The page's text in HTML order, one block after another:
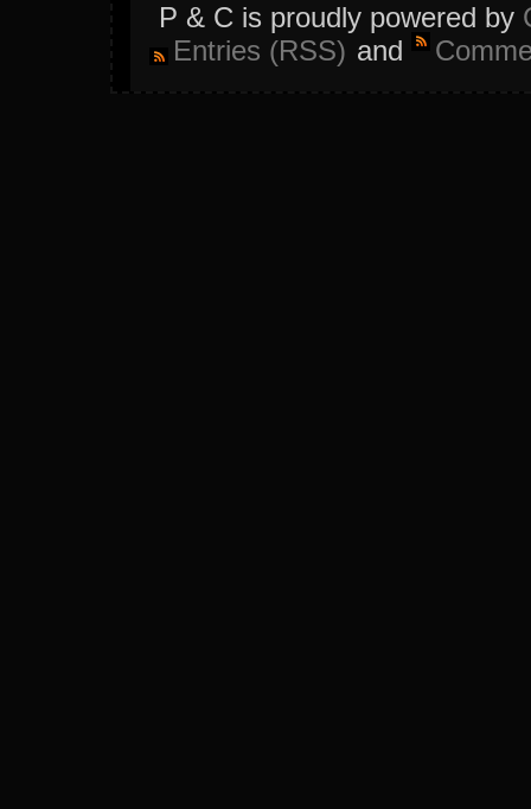
P & C is proudly powered by
Entries (RSS) and